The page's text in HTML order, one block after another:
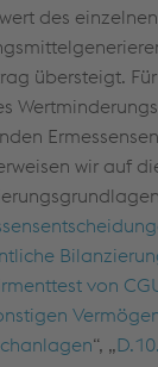
des
übersteigt.
wir auf
von
“, „